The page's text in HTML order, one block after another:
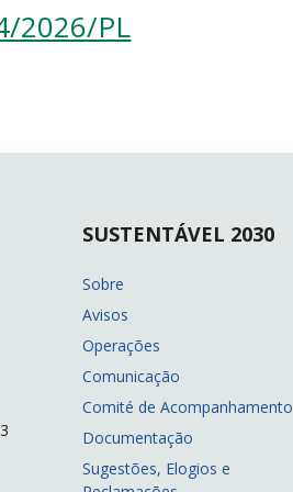
2026/PL
SUSTENTÁVEL 2030
Sobre
Avisos
Operações
Comunicação
Comité de Acompanhamento
Documentação
Sugestões, Elogios e